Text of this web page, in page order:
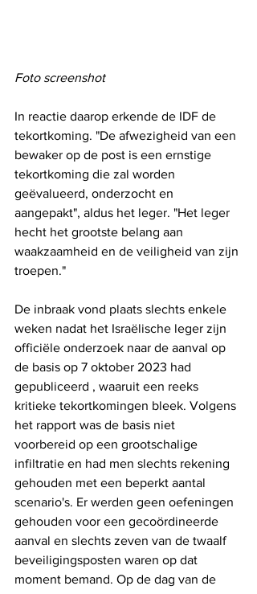
Foto screenshot
In reactie daarop erkende de IDF de
tekortkoming. "De afwezigheid van een
bewaker op de post is een ernstige
tekortkoming die zal worden
geëvalueerd, onderzocht en
aangepakt", aldus het leger. "Het leger
hecht het grootste belang aan
waakzaamheid en de veiligheid van zijn
troepen."
De inbraak vond plaats slechts enkele
weken nadat het Israëlische leger zijn
officiële onderzoek naar de aanval op
de basis op 7 oktober 2023 had
gepubliceerd , waaruit een reeks
kritieke tekortkomingen bleek. Volgens
het rapport was de basis niet
voorbereid op een grootschalige
infiltratie en had men slechts rekening
gehouden met een beperkt aantal
scenario's. Er werden geen oefeningen
gehouden voor een gecoördineerde
aanval en slechts zeven van de twaalf
beveiligingsposten waren op dat
moment bemand. Op de dag van de